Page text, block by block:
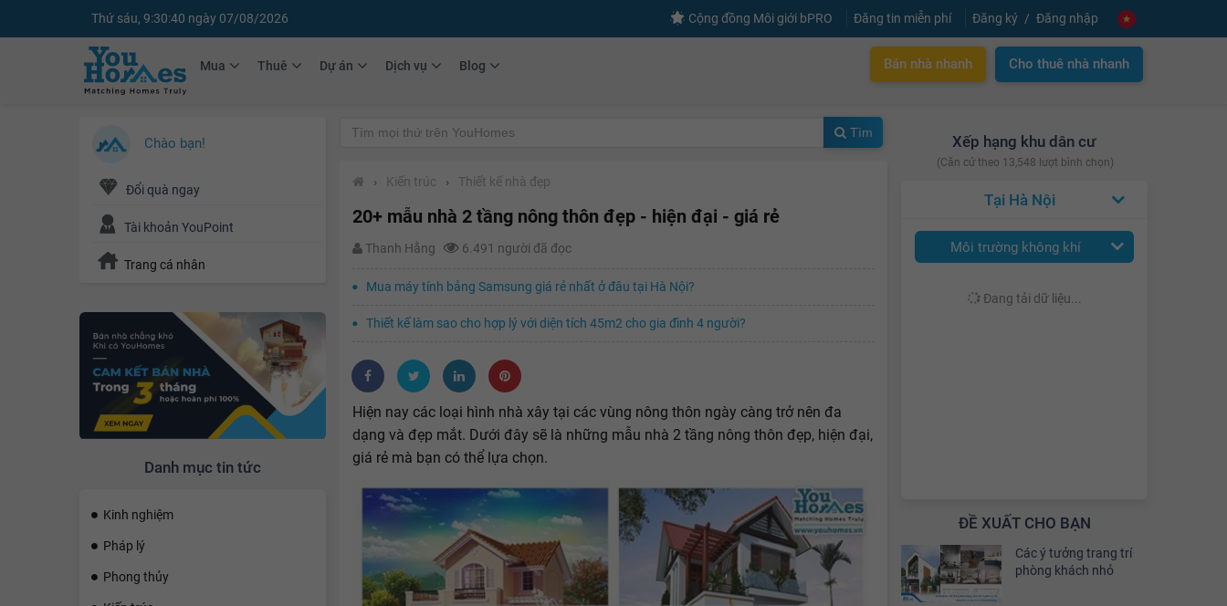
Thứ sáu, 9:30:42 ngày 07/08/2026 Cộng đồng Môi giới bPRO Đăng tin miễn phí Đăng ký Đăng nhập
Mua Thuê Dự án Dịch vụ Blog Bán nhà nhanh Cho thuê nhà nhanh
Chào bạn!
Đổi quà ngay
Tài khoản YouPoint
Trang cá nhân
Danh mục tin tức
Kinh nghiệm
Pháp lý
Phong thủy
Xếp hạng khu dân cư
(Căn cứ theo 13,548 lượt bình chọn)
Hà Nội
Môi trường không khí
Đang tải dữ liệu...
ĐỀ XUẤT CHO BẠN
Các ý tưởng trang trí
phòng khách nhỏ
Tìm
› Kiến trúc › Thiết kế nhà đẹp
20+ mẫu nhà 2 tầng nông thôn đẹp - hiện đại - giá rẻ
Thanh Hằng 6.491 người đã đọc
Mua máy tính bảng Samsung giá rẻ nhất ở đâu tại Hà Nội?
Thiết kế làm sao cho hợp lý với diện tích 45m2 cho gia đình 4 người?
Hiện nay các loại hình nhà xây tại các vùng nông thôn ngày càng trở nên đa
dạng và đẹp mắt. Dưới đây sẽ là những mẫu nhà 2 tầng nông thôn đẹp, hiện đại,
giá rẻ mà bạn có thể lựa chọn.